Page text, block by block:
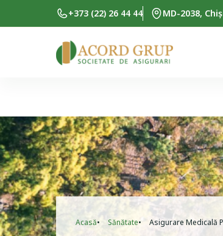
Skip to main content+373 (22) 26 44 44 MD-2038,
Breadcrumb
Acasă Sănătate Asigurare Medicală